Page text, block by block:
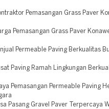
Pemasangan Grass Paver
Pemasangan Grass Paver
Permeable Paving Berkualitas
Paving Ramah Lingkungan
Pemasangan Permeable Paving
Pasang Gravel Paver Terpercaya